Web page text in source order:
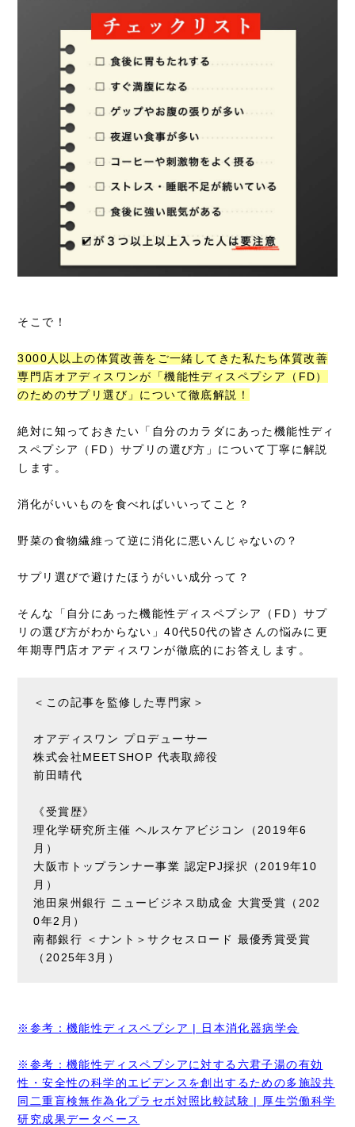
そこで！
3000人以上の体質改善をご一緒してきた私たち体質改善
専門店オアディスワンが「機能性ディスペプシア（FD）
のためのサプリ選び」について徹底解説！
絶対に知っておきたい「自分のカラダにあった機能性ディ
スペプシア（FD）サプリの選び方」について丁寧に解説
します。
消化がいいものを食べればいいってこと？
野菜の食物繊維って逆に消化に悪いんじゃないの？
サプリ選びで避けたほうがいい成分って？
そんな「自分にあった機能性ディスペプシア（FD）サプ
リの選び方がわからない」40代50代の皆さんの悩みに更
年期専門店オアディスワンが徹底的にお答えします。
＜この記事を監修した専門家＞
オアディスワン プロデューサー
株式会社MEETSHOP 代表取締役
前田晴代
《受賞歴》
理化学研究所主催 ヘルスケアビジコン（2019年6
月）
大阪市トップランナー事業 認定PJ採択（2019年10
月）
池田泉州銀行 ニュービジネス助成金 大賞受賞（202
0年2月）
南都銀行 ＜ナント＞サクセスロード 最優秀賞受賞
（2025年3月）
※参考：機能性ディスペプシア | 日本消化器病学会
※参考：機能性ディスペプシアに対する六君子湯の有効
性・安全性の科学的エビデンスを創出するための多施設共
同二重盲検無作為化プラセボ対照比較試験 | 厚生労働科学
研究成果データベース